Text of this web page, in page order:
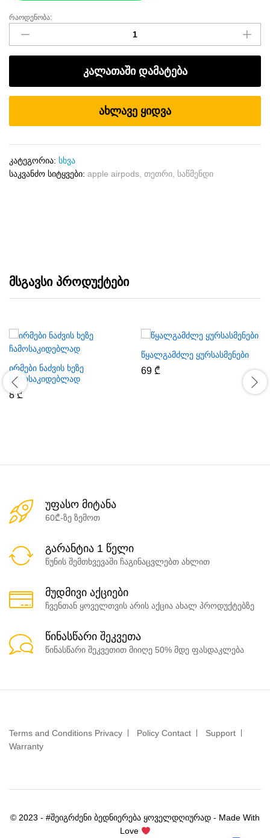
უსადენო
ყურსასმენების
საწმენდი
ფუნჯი
რაოდენობა:
კალათაში დამატება
ახლავე ყიდვა
კატეგორია: სხვა
საკვანძო სიტყვები: apple airpods, თეთრი, საწმენდი
მსგავსი პროდუქტები
ირმები ნაძვის ხეზე
ჩამოსაკიდებლად
8₾
წყალგამძლე ყურსასმენები
69 ₾
უფასო მიტანა
60₾-ზე ზემოთ
გარანტია 1 წელი
წუნის შემთხვევაში ჩაგინაცვლებთ ახლით
მუდმივი აქციები
ჩვენთან ყოველთვის არის აქცია ახალ პროდუქტებზე
წინასწარი შეკვეთა
წინასწარი შეკვეთით მიიღე 50% მდე ფასდაკლება
Terms and Conditions Privacy Policy Contact
Support
Warranty
© 2023 - #შეიგრძენი ბედნიერება ყოველდღიურად - Made With
Love